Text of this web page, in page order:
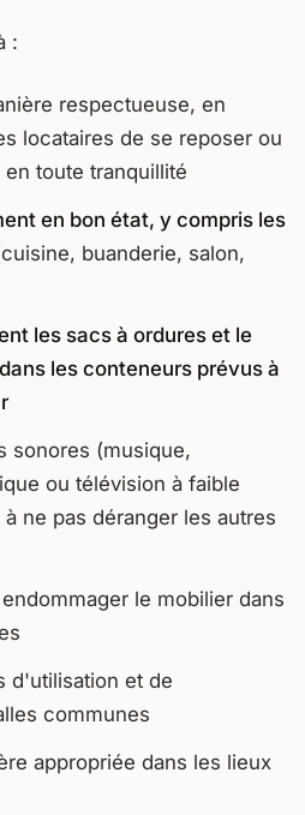
:
respectueuse, en
locataires de se reposer ou
toute tranquillité
en bon état, y compris les
buanderie, salon,
les sacs à ordures et le
les conteneurs prévus à
sonores (musique,
ou télévision à faible
ne pas déranger les autres
le mobilier dans
d'utilisation et de
communes
appropriée dans les lieux